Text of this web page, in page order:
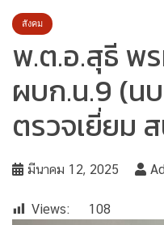
สังคม
พ.ต.อ.สุธี พ
ผบก.น.9 (น
ตรวจเยี่ยม
มีนาคม 12, 2025
Views: 108